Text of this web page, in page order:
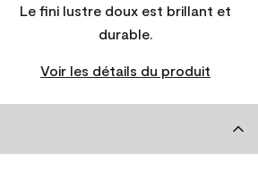
Le fini lustre doux est brillant et
durable.
Voir les détails du produit